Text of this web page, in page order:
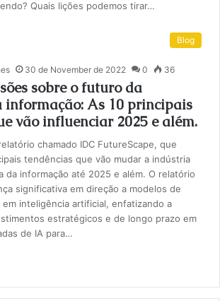
Quais lições podemos tirar…
Blog
30 de November de 2022 0 36
sobre o futuro da
informação: As 10 principais
vão influenciar 2025 e além.
chamado IDC FutureScape, que
tendências que vão mudar a indústria
da informação até 2025 e além. O relatório
significativa em direção a modelos de
inteligência artificial, enfatizando a
estratégicos e de longo prazo em
de IA para…